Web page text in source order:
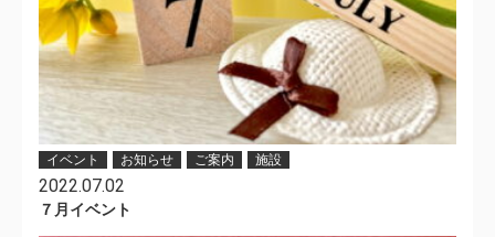
イベント お知らせ ご案内 施設
2022.07.02
７月イベント